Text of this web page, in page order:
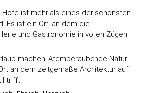
Höfe ist mehr als eines der schönsten
Es ist ein Ort, an dem die
und Gastronomie in vollen Zügen
machen: Atemberaubende Natur
an dem zeitgemäße Architektur auf
trifft.